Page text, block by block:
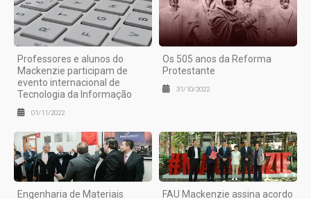
Professores e alunos do
Mackenzie participam de
evento internacional de
Tecnologia da Informação
01/11/2022
Os 505 anos da Reforma
Protestante
31/10/2022
Engenharia de Materiais
FAU Mackenzie assina acordo